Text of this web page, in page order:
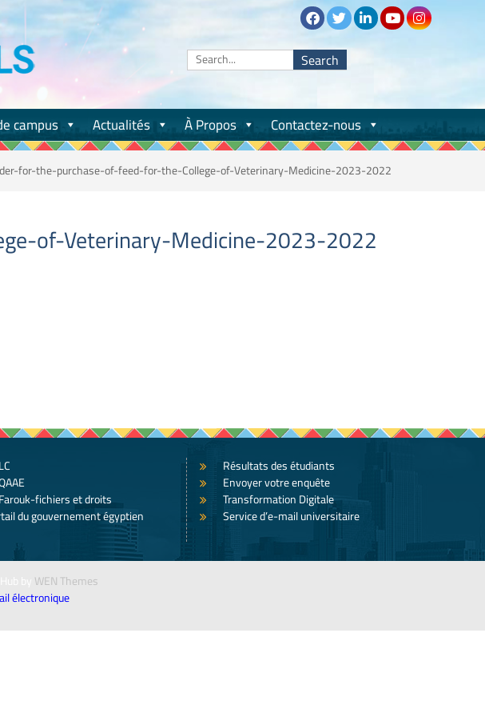
Search
for:
campus Actualités À Propos Contactez-nous
for-the-purchase-of-feed-for-the-College-of-Veterinary-Medicine-2023-2022
of-Veterinary-Medicine-2023-2022
fichiers et droits
du gouvernement égyptien
Résultats des étudiants
Envoyer votre enquête
Transformation Digitale
Service d’e-mail universitaire
WEN Themes
électronique